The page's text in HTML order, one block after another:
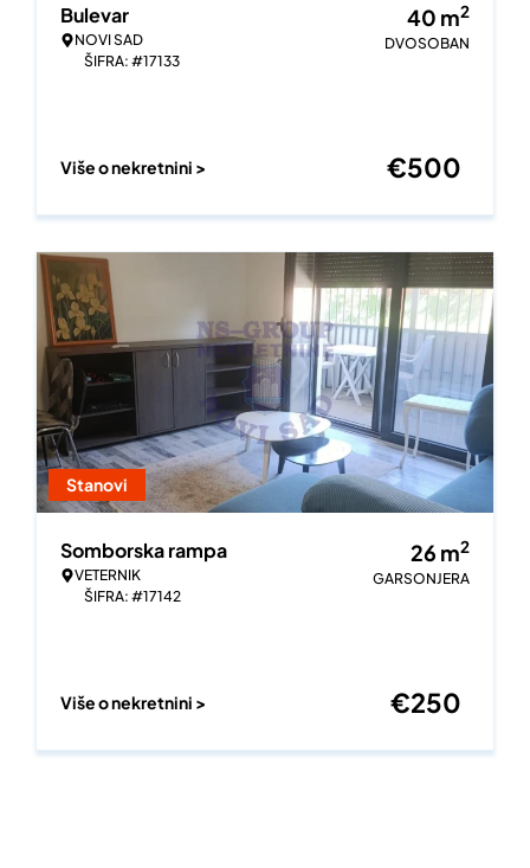
Bulevar
NOVI SAD
ŠIFRA: #17133
40 m2
DVOSOBAN
Više o nekretnini > €500
Stanovi
Somborska rampa
VETERNIK
ŠIFRA: #17142
26 m2
GARSONJERA
Više o nekretnini > €250